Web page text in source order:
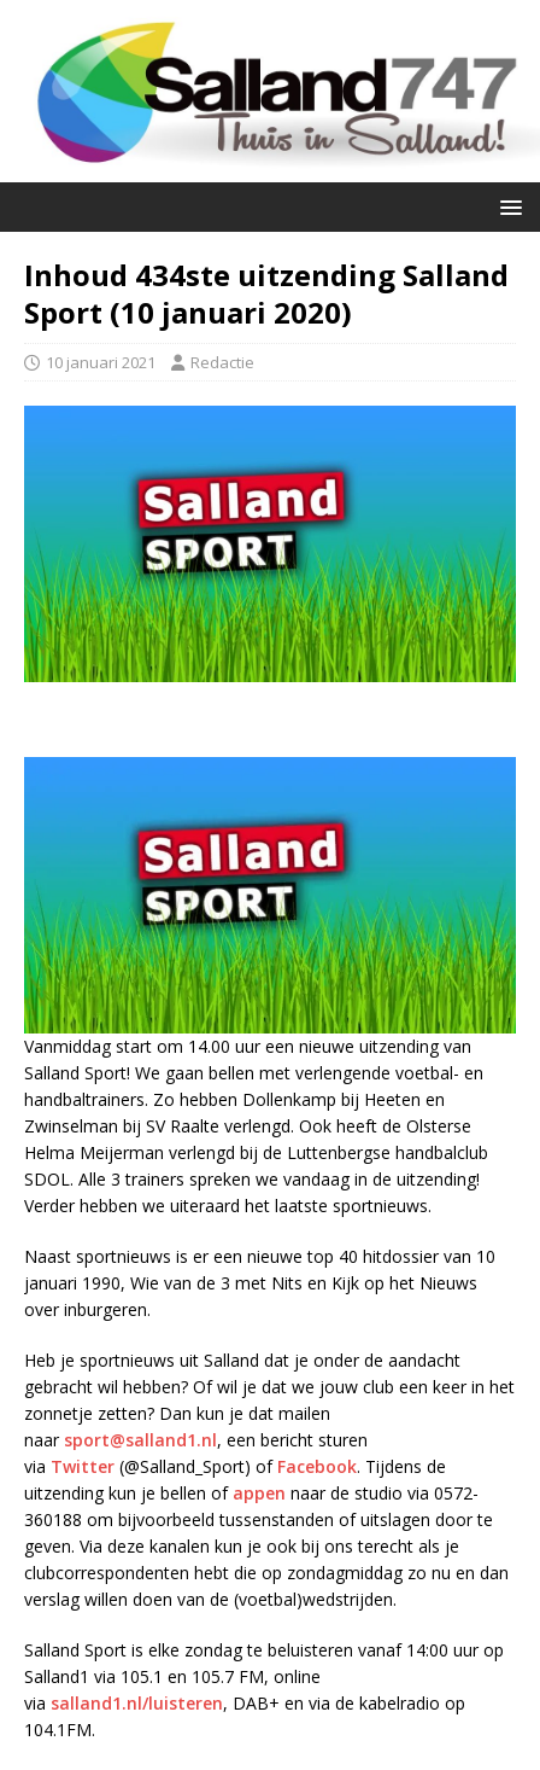
Inhoud 434ste uitzending Salland
Sport (10 januari 2020)
10 januari 2021 Redactie
Vanmiddag start om 14.00 uur een nieuwe uitzending van
Salland Sport! We gaan bellen met verlengende voetbal- en
handbaltrainers. Zo hebben Dollenkamp bij Heeten en
Zwinselman bij SV Raalte verlengd. Ook heeft de Olsterse
Helma Meijerman verlengd bij de Luttenbergse handbalclub
SDOL. Alle 3 trainers spreken we vandaag in de uitzending!
Verder hebben we uiteraard het laatste sportnieuws.
Naast sportnieuws is er een nieuwe top 40 hitdossier van 10
januari 1990, Wie van de 3 met Nits en Kijk op het Nieuws
over inburgeren.
Heb je sportnieuws uit Salland dat je onder de aandacht
gebracht wil hebben? Of wil je dat we jouw club een keer in het
zonnetje zetten? Dan kun je dat mailen
naar sport@salland1.nl, een bericht sturen
via Twitter (@Salland_Sport) of Facebook. Tijdens de
uitzending kun je bellen of appen naar de studio via 0572-
360188 om bijvoorbeeld tussenstanden of uitslagen door te
geven. Via deze kanalen kun je ook bij ons terecht als je
clubcorrespondenten hebt die op zondagmiddag zo nu en dan
verslag willen doen van de (voetbal)wedstrijden.
Salland Sport is elke zondag te beluisteren vanaf 14:00 uur op
Salland1 via 105.1 en 105.7 FM, online
via salland1.nl/luisteren, DAB+ en via de kabelradio op
104.1FM.